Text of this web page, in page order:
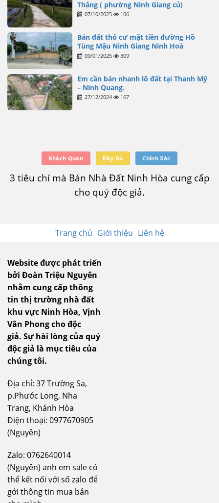
Thắng ( phường Ninh Giang củ)
07/10/2025 106
Bán đất thổ cư mặt tiền đường Hồ
Tùng Mậu Ninh Giang Ninh Hoà
09/01/2025 309
Em cần bán nhanh lô đất tại Thanh Mỹ
– Ninh Quang.
27/12/2024 167
Khách Quan Đầy Đủ Chính Xác
3 tiêu chí mà Bán Nhà Đất Ninh Hòa cung cấp
cho quý độc giả.
Trang chủ Giới thiệu Liên hệ
Website được phát triển
bởi Đoàn Triệu Nguyên
nhằm cung cấp thông
tin thị trường nhà đất
khu vực Ninh Hòa, Vịnh
Vân Phong cho độc
giả. Sự hài lòng của quý
độc giả là mục tiêu của
chúng tôi.
Địa chỉ: 37 Trường Sa,
p.Phước Long, Nha
Trang, Khánh Hòa
Điện thoại: 0977670905
(Nguyên)
Zalo: 0762640014
(Nguyên) anh em sale có
thể kết nối với số zalo để
gởi thông tin mua bán